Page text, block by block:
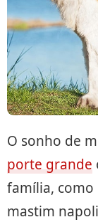
O sonho de
porte grande
família, como
mastim